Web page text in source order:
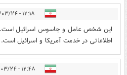
۱۲:۱۸ - ۱۴۰۵/۰۳/۲۴
این شخص عامل و جاسوس اسرائیل
اطلاعاتی در خدمت آمریکا و اسرائیل است.
۱۲:۴۸ - ۱۴۰۵/۰۳/۲۴